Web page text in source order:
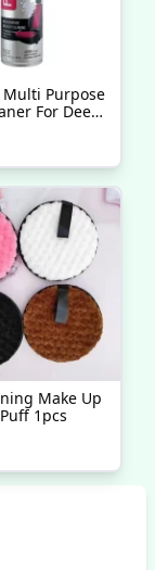
Purpose
For Deep
And
650 ML Car
Cleaner
For Car
Cleaning
Spray
Make Up
1pcs